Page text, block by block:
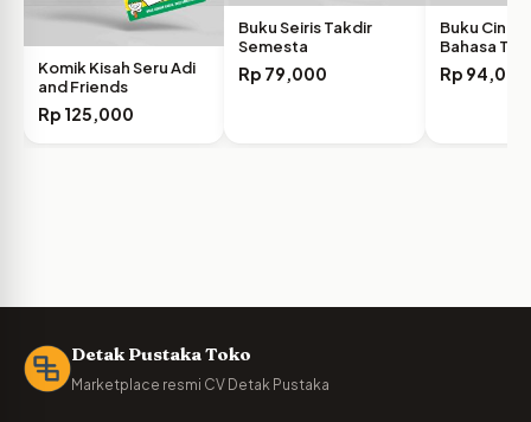
Komik Kisah Seru Adi
and Friends
Rp 125,000
Buku Seiris Takdir
Semesta
Rp 79,000
Buku Cinta
Bahasa
Rp 94,000
Detak Pustaka Toko
Marketplace resmi CV Detak Pustaka